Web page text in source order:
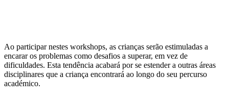
Ao participar nestes workshops, as crianças serão estimuladas a
encarar os problemas como desafios a superar, em vez de
dificuldades. Esta tendência acabará por se estender a outras áreas
disciplinares que a criança encontrará ao longo do seu percurso
académico.